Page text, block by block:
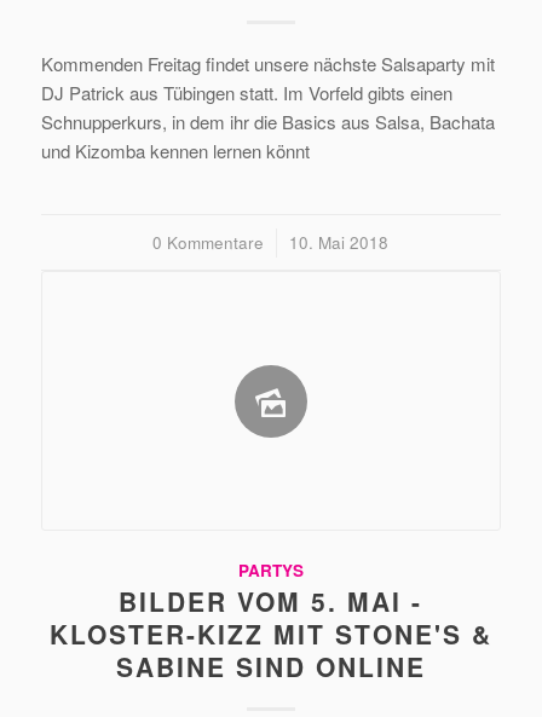
Kommenden Freitag findet unsere nächste Salsaparty mit
DJ Patrick aus Tübingen statt. Im Vorfeld gibts einen
Schnupperkurs, in dem ihr die Basics aus Salsa, Bachata
und Kizomba kennen lernen könnt
0 Kommentare
/ 10. Mai 2018
PARTYS
BILDER VOM 5. MAI -
KLOSTER-KIZZ MIT STONE'S &
SABINE SIND ONLINE